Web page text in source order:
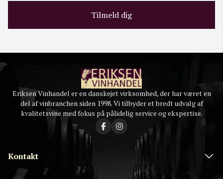
Tilmeld dig
Eriksen Vinhandel er en danskejet virksomhed, der har været en
del af vinbranchen siden 1998. Vi tilbyder et bredt udvalg af
kvalitetsvine med fokus på pålidelig service og ekspertise.
Kontakt